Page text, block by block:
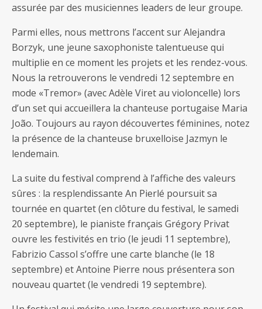
assurée par des musiciennes leaders de leur groupe.
Parmi elles, nous mettrons l’accent sur Alejandra
Borzyk, une jeune saxophoniste talentueuse qui
multiplie en ce moment les projets et les rendez-vous.
Nous la retrouverons le vendredi 12 septembre en
mode «Tremor» (avec Adèle Viret au violoncelle) lors
d’un set qui accueillera la chanteuse portugaise Maria
João. Toujours au rayon découvertes féminines, notez
la présence de la chanteuse bruxelloise Jazmyn le
lendemain.
La suite du festival comprend à l’affiche des valeurs
sûres : la resplendissante An Pierlé poursuit sa
tournée en quartet (en clôture du festival, le samedi
20 septembre), le pianiste français Grégory Privat
ouvre les festivités en trio (le jeudi 11 septembre),
Fabrizio Cassol s’offre une carte blanche (le 18
septembre) et Antoine Pierre nous présentera son
nouveau quartet (le vendredi 19 septembre).